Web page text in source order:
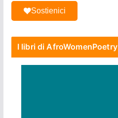
Sostienici
I libri di AfroWomenPoetry